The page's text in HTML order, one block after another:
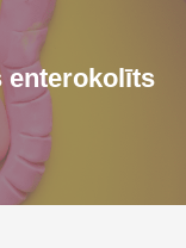
enterokolīts